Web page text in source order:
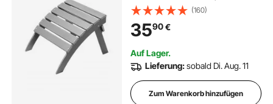
klappbarer Adirondack-
Ottomane aus HDPE-
Kunststoff, Gartenstuhl, weit
Veranda, Pool, Rasen,
Hinterhof, grau
(160)
3590€
Auf Lager.
Lieferung:sobald Di. Aug. 11
Zum Warenkorb hinzufügen